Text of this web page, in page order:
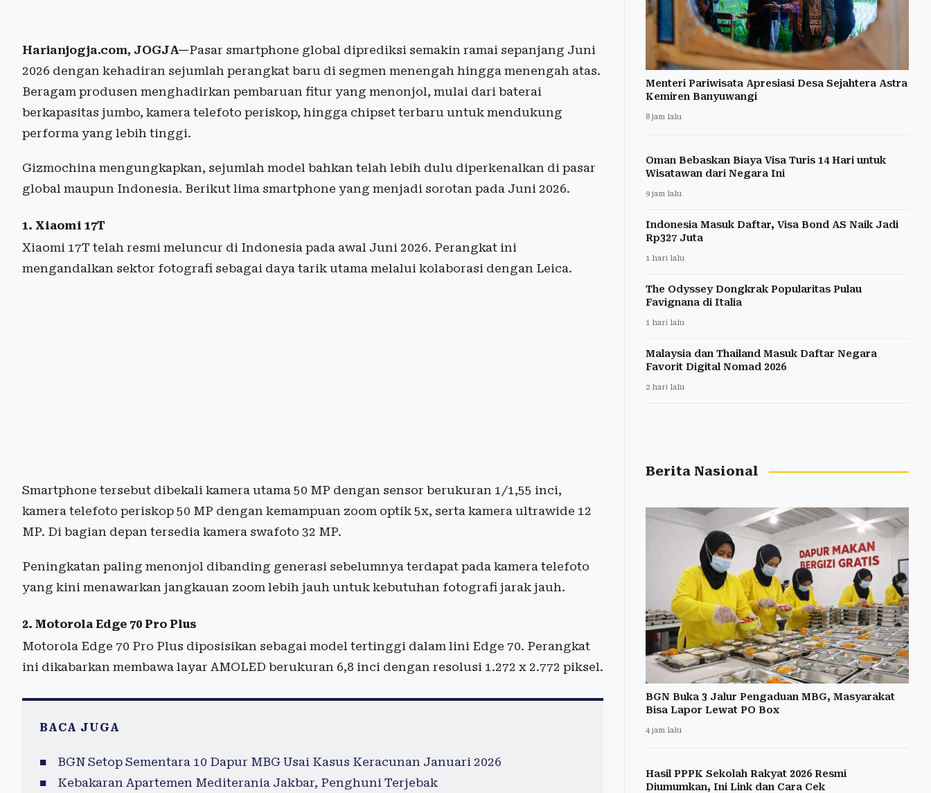
Harianjogja.com, JOGJA—Pasar smartphone global diprediksi semakin ramai sepanjang Juni
2026 dengan kehadiran sejumlah perangkat baru di segmen menengah hingga menengah atas.
Beragam produsen menghadirkan pembaruan fitur yang menonjol, mulai dari baterai
berkapasitas jumbo, kamera telefoto periskop, hingga chipset terbaru untuk mendukung
performa yang lebih tinggi.
Gizmochina mengungkapkan, sejumlah model bahkan telah lebih dulu diperkenalkan di pasar
global maupun Indonesia. Berikut lima smartphone yang menjadi sorotan pada Juni 2026.
1. Xiaomi 17T
Xiaomi 17T telah resmi meluncur di Indonesia pada awal Juni 2026. Perangkat ini
mengandalkan sektor fotografi sebagai daya tarik utama melalui kolaborasi dengan Leica.
Smartphone tersebut dibekali kamera utama 50 MP dengan sensor berukuran 1/1,55 inci,
kamera telefoto periskop 50 MP dengan kemampuan zoom optik 5x, serta kamera ultrawide 12
MP. Di bagian depan tersedia kamera swafoto 32 MP.
Peningkatan paling menonjol dibanding generasi sebelumnya terdapat pada kamera telefoto
yang kini menawarkan jangkauan zoom lebih jauh untuk kebutuhan fotografi jarak jauh.
2. Motorola Edge 70 Pro Plus
Motorola Edge 70 Pro Plus diposisikan sebagai model tertinggi dalam lini Edge 70. Perangkat
ini dikabarkan membawa layar AMOLED berukuran 6,8 inci dengan resolusi 1.272 x 2.772 piksel.
BACA JUGA
BGN Setop Sementara 10 Dapur MBG Usai Kasus Keracunan Januari 2026
Kebakaran Apartemen Mediterania Jakbar, Penghuni Terjebak
Menteri Pariwisata Apresiasi Desa Sejahtera Astra
Kemiren Banyuwangi
8 jam lalu
Oman Bebaskan Biaya Visa Turis 14 Hari untuk
Wisatawan dari Negara Ini
9 jam lalu
Indonesia Masuk Daftar, Visa Bond AS Naik Jadi
Rp327 Juta
1 hari lalu
The Odyssey Dongkrak Popularitas Pulau
Favignana di Italia
1 hari lalu
Malaysia dan Thailand Masuk Daftar Negara
Favorit Digital Nomad 2026
2 hari lalu
Berita Nasional
BGN Buka 3 Jalur Pengaduan MBG, Masyarakat
Bisa Lapor Lewat PO Box
4 jam lalu
Hasil PPPK Sekolah Rakyat 2026 Resmi
Diumumkan, Ini Link dan Cara Cek